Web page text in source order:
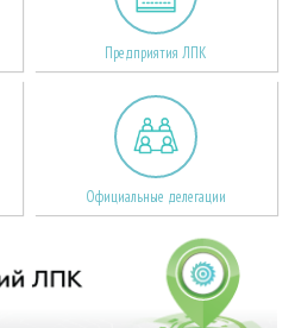
Предприятия ЛПК
Официальные делегации